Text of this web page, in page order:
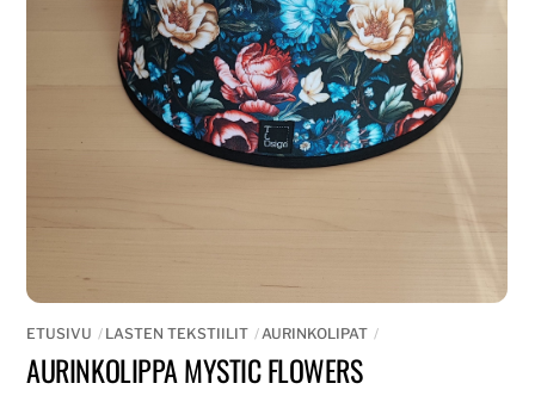
ETUSIVU LASTEN TEKSTIILIT AURINKOLIPAT
AURINKOLIPPA MYSTIC FLOWERS